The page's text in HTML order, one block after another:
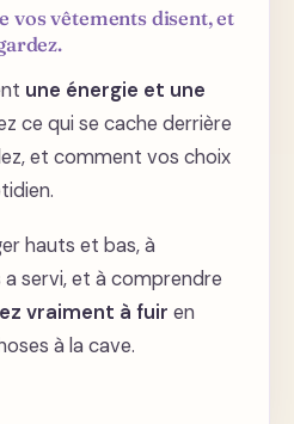
vos vêtements disent, et
une énergie et une
ce qui se cache derrière
et comment vos choix
hauts et bas, à
servi, et à comprendre
vraiment à fuir en
à la cave.